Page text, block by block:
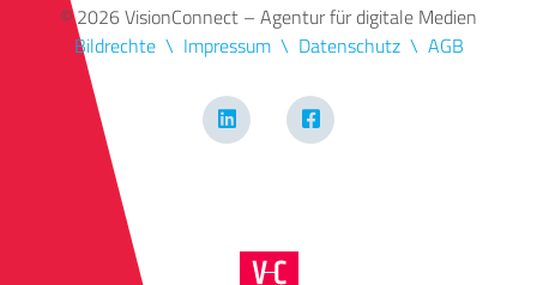
© 2026 VisionConnect – Agentur für digitale Medien
Bildrechte
Impressum Datenschutz AGB
LinkedIn Facebook